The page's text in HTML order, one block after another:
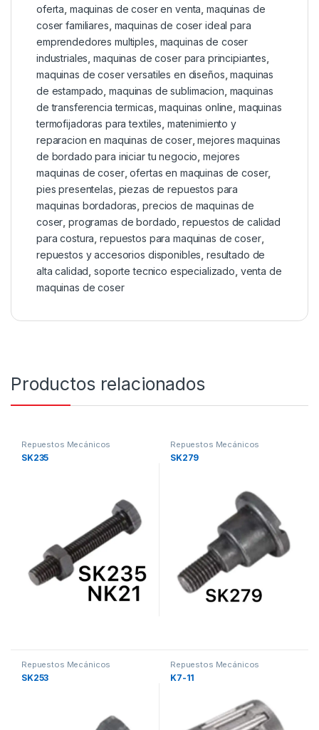
oferta maquinas de coser en venta ,maquinas de
coser familiares maquinas de coser ideal para
emprendedores multiples maquinas de coser
industriales ,maquinas de coser para principiantes
maquinas de coser versatiles en diseños ,maquinas
de estampado ,maquinas de sublimacion maquinas
de transferencia termicas ,maquinas online maquinas
termofijadoras para textiles matenimiento y
reparacion en maquinas de coser,mejores maquinas
de bordado para iniciar tu negocio mejores
maquinas de coser,ofertas en maquinas de coser,
pies presentelas piezas de repuestos para
maquinas bordadoras ,precios de maquinas de
coser ,programas de bordado repuestos de calidad
para costura ,repuestos para maquinas de coser,
repuestos y accesorios disponibles resultado de
alta calidad ,soporte tecnico especializado venta de
maquinas de coser
Productos relacionados
Repuestos Mecánicos
SK235
Repuestos Mecánicos
SK279
Repuestos Mecánicos
SK253
Repuestos Mecánicos
K7-11